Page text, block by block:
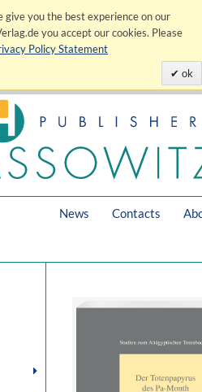
you the best experience on our
you accept our cookies. Please
Policy Statement
ok
News Contacts